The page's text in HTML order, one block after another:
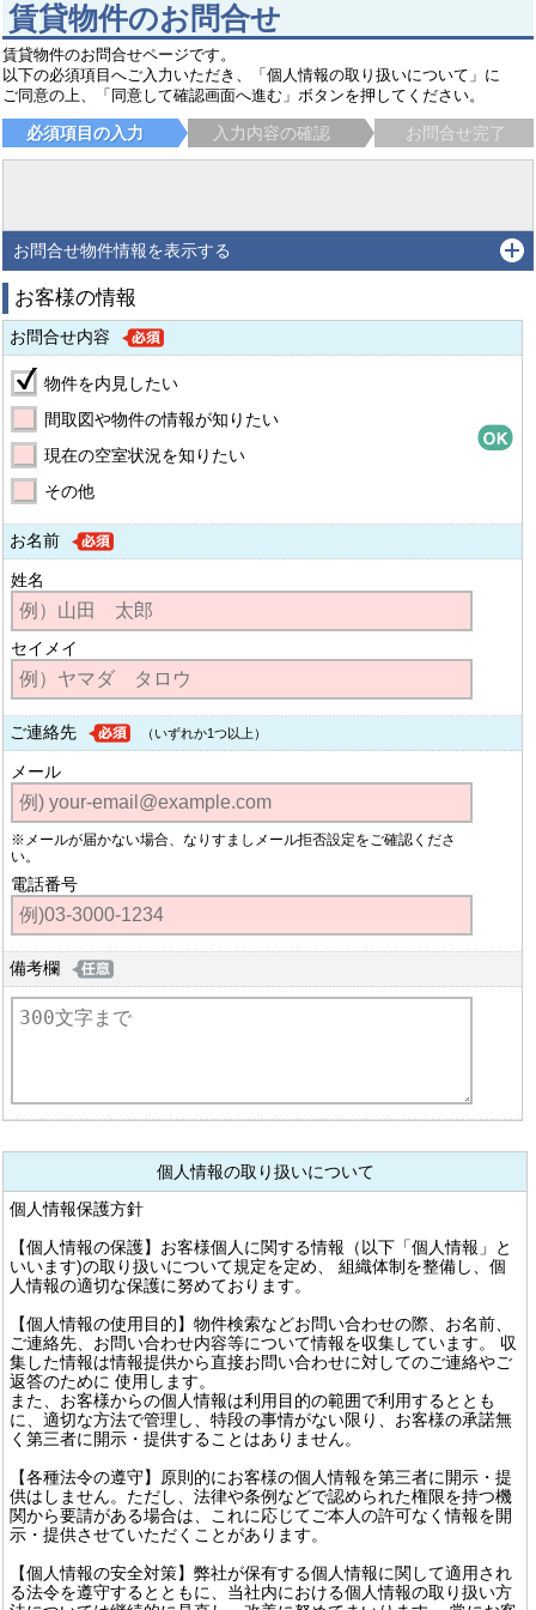
賃貸物件のお問合せ
賃貸物件のお問合せページです。
以下の必須項目へご入力いただき、「個人情報の取り扱いについて」に
ご同意の上、「同意して確認画面へ進む」ボタンを押してください。
必須項目の入力 入力内容の確認 お問合せ完了
お問合せ物件情報を表示する
お客様の情報
お問合せ内容
物件を内見したい
間取図や物件の情報が知りたい
現在の空室状況を知りたい
その他
お名前
姓名
セイメイ
ご連絡先 （いずれか1つ以上）
メール
※メールが届かない場合、なりすましメール拒否設定をご確認くださ
い。
電話番号
備考欄
個人情報の取り扱いについて
個人情報保護方針
【個人情報の保護】お客様個人に関する情報（以下「個人情報」と
いいます)の取り扱いについて規定を定め、 組織体制を整備し、個
人情報の適切な保護に努めております。
【個人情報の使用目的】物件検索などお問い合わせの際、お名前、
ご連絡先、お問い合わせ内容等について情報を収集しています。 収
集した情報は情報提供から直接お問い合わせに対してのご連絡やご
返答のために 使用します。
また、お客様からの個人情報は利用目的の範囲で利用するととも
に、適切な方法で管理し、特段の事情がない限り、お客様の承諾無
く第三者に開示・提供することはありません。
【各種法令の遵守】原則的にお客様の個人情報を第三者に開示・提
供はしません。ただし、法律や条例などで認められた権限を持つ機
関から要請がある場合は、これに応じてご本人の許可なく情報を開
示・提供させていただくことがあります。
【個人情報の安全対策】弊社が保有する個人情報に関して適用され
る法令を遵守するとともに、当社内における個人情報の取り扱い方